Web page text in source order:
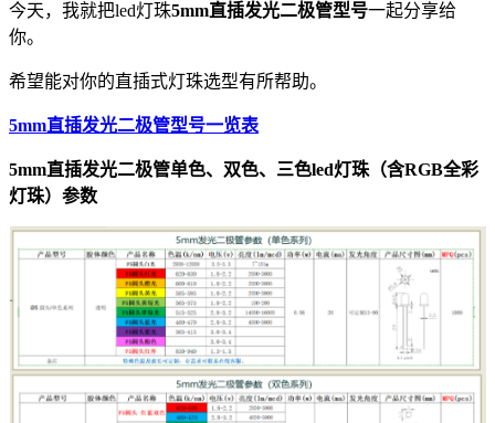
今天，我就把led灯珠5mm直插发光二极管型号一起分享给
你。
希望能对你的直插式灯珠选型有所帮助。
5mm直插发光二极管型号一览表
5mm直插发光二极管单色、双色、三色led灯珠（含RGB全彩
灯珠）参数